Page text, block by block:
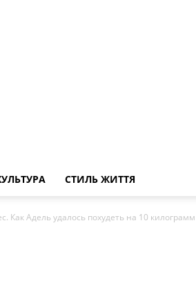
СТИЛЬ ЖИТТЯ
Как Адель удалось похудеть на 10 килограмм